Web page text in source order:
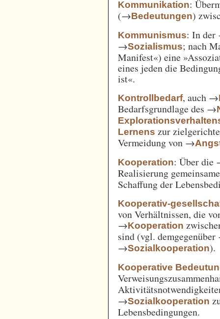
Kommunikation:
(→Bedeutungen)
Kommunismus: In
→Sozialismus; nach
Manifest«) eine
eines jeden die
ist«.
Kontrollbedarf, auch →
Bedarfsgrundlage des →
Lernens zur
Vermeidung von →
Kooperation: Über
Realisierung
Schaffung der
Kooperativ-
von Verhältnissen, die
→Kooperation
sind (vgl.
→Sozialkooperation).
Kooperative
→Sozialkooperation
Lebensbedingungen.